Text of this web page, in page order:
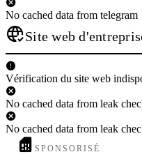
No cached data from telegram
Site web
Vérification du site web
No cached data from leak
No cached data from leak
SPONSORISÉ